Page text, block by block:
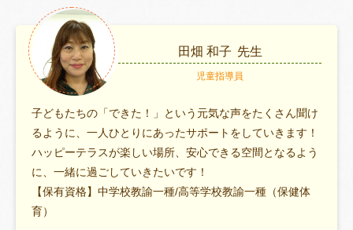
田畑 和子 先生
児童指導員
子どもたちの「できた！」という元気な声をたくさん聞け
るように、一人ひとりにあったサポートをしていきます！
ハッピーテラスが楽しい場所、安心できる空間となるよう
に、一緒に過ごしていきたいです！
【保有資格】中学校教諭一種/高等学校教諭一種（保健体
育）